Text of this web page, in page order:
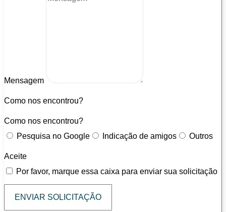
Mensagem
Como nos encontrou?
Como nos encontrou?
Pesquisa no Google
Indicação de amigos Outros
Aceite
Por favor, marque essa caixa para enviar sua solicitação
ENVIAR SOLICITAÇÃO